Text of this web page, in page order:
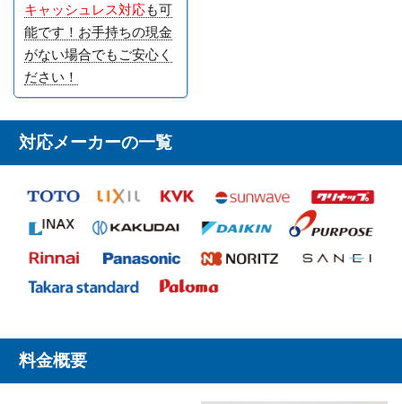
キャッシュレス対応も可
能です！お手持ちの現金
がない場合でもご安心く
ださい！
対応メーカーの一覧
料金概要